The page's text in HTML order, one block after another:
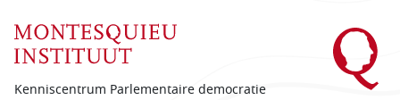
Kenniscentrum Parlementaire democratie